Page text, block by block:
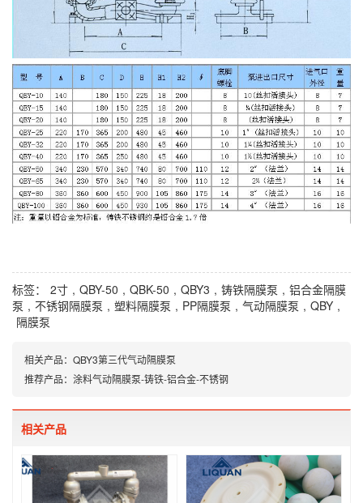
标签： 2寸 , QBY-50 , QBK-50 , QBY3 , 铸铁隔膜泵 , 铝合金隔膜
泵 , 不锈钢隔膜泵 , 塑料隔膜泵 , PP隔膜泵 , 气动隔膜泵 , QBY ,
隔膜泵
相关产品： QBY3第三代气动隔膜泵
推荐产品： 涂料气动隔膜泵-铸铁-铝合金-不锈钢
相关产品